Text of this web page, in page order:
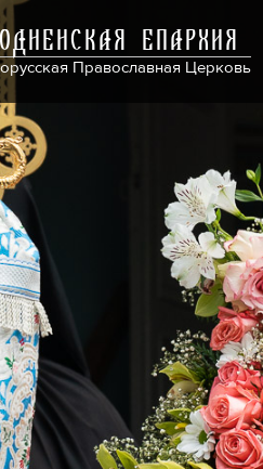
ЕПАРХИЯ
Православная Церковь